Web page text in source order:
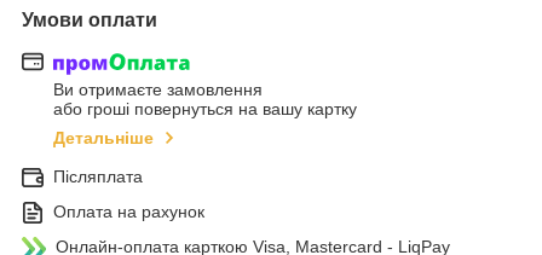
Умови оплати
Ви отримаєте замовлення
або гроші повернуться на вашу картку
Детальніше
Післяплата
Оплата на рахунок
Онлайн-оплата карткою Visa, Mastercard - LiqPay